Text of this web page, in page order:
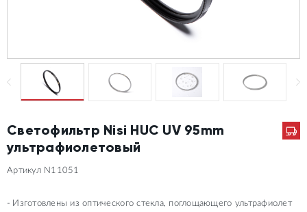
Светофильтр Nisi HUC UV 95mm
ультрафиолетовый
Артикул N11051
Изготовлены из оптического стекла, поглощающего ультрафиолет